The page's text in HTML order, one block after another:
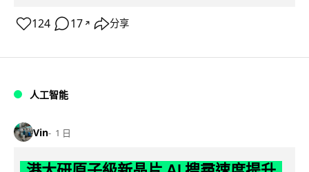
124 17 ↗ 分享
人工智能
Vin 1 日